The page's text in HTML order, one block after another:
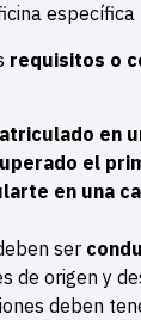
requisitos o
en
el
en una
ser
de origen y
deben